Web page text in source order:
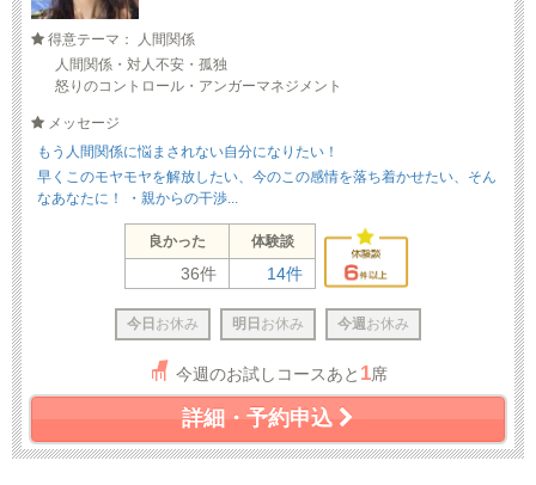
得意テーマ： 人間関係
人間関係・対人不安・孤独
怒りのコントロール・アンガーマネジメント
メッセージ
もう人間関係に悩まされない自分になりたい！
早くこのモヤモヤを解放したい、今のこの感情を落ち着かせたい、そん
なあなたに！ ・親からの干渉...
良かった 体験談
36件 14件
今日 お休み 明日 お休み 今週 お休み
今週のお試しコースあと 1席
詳細・予約申込